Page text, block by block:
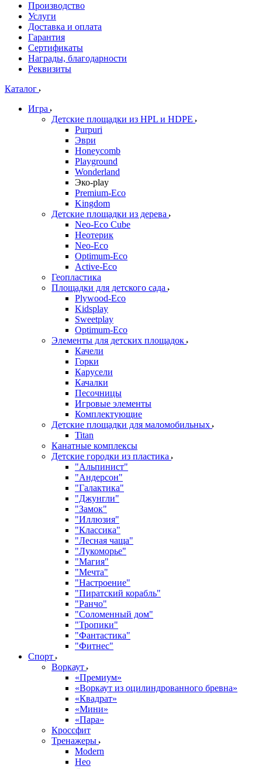
Производство
Услуги
Доставка и оплата
Гарантия
Сертификаты
Награды, благодарности
Реквизиты
Каталог
Игра
Детские площадки из HPL и HDPE
Purpuri
Эври
Honeycomb
Playground
Wonderland
Эко-play
Premium-Eco
Kingdom
Детские площадки из дерева
Neo-Eco Cube
Неотерик
Neo-Eco
Оptimum-Еco
Active-Eco
Геопластика
Площадки для детского сада
Plywood-Eco
Kidsplay
Sweetplay
Оptimum-Еco
Элементы для детских площадок
Качели
Горки
Карусели
Качалки
Песочницы
Игровые элементы
Комплектующие
Детские площадки для маломобильных
Titan
Канатные комплексы
Детские городки из пластика
"Альпинист"
"Андерсон"
"Галактика"
"Джунгли"
"Замок"
"Иллюзия"
"Классика"
"Лесная чаща"
"Лукоморье"
"Магия"
"Мечта"
"Настроение"
"Пиратский корабль"
"Ранчо"
"Соломенный дом"
"Тропики"
"Фантастика"
"Фитнес"
Спорт
Воркаут
«Премиум»
«Воркаут из оцилиндрованного бревна»
«Квадрат»
«Мини»
«Пара»
Кроссфит
Тренажеры
Modern
Нео